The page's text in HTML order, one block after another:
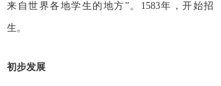
来自世界各地学生的地方”。1583年，开始招
生。
初步发展